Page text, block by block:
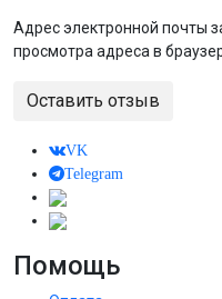
Адрес электронной почты
просмотра адреса в
Оставить отзыв
VK
Telegram
Помощь